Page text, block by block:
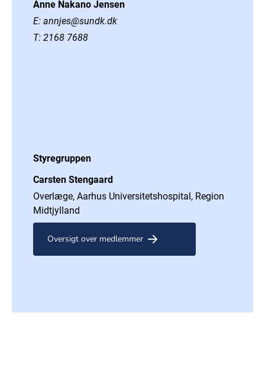
Anne Nakano Jensen
E: annjes@sundk.dk
T: 2168 7688
Styregruppen
Carsten Stengaard
Overlæge, Aarhus Universitetshospital, Region
Midtjylland
Oversigt over medlemmer